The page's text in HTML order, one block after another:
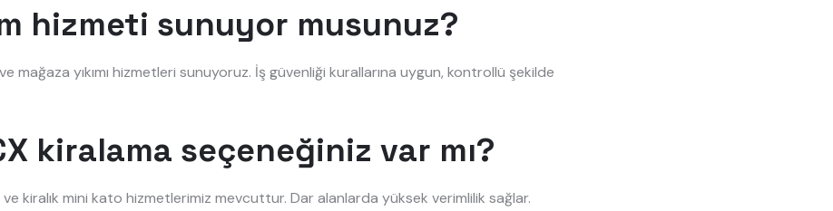
hizmeti sunuyor musunuz?
ve mağaza yıkımı hizmetleri sunuyoruz. İş güvenliği kurallarına uygun, kontrollü şekilde
kiralama seçeneğiniz var mı?
ve kiralık mini kato hizmetlerimiz mevcuttur. Dar alanlarda yüksek verimlilik sağlar.